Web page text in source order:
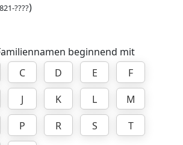
????)
beginnend mit
C D E
F
J K L
M
P R S
T